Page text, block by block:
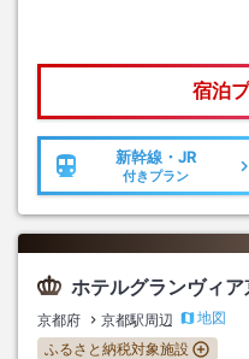
宿泊
新幹線・JR
付きプラン
ホテルグランヴィア
京都府 京都駅周辺
地図
ふるさと納税対象施設